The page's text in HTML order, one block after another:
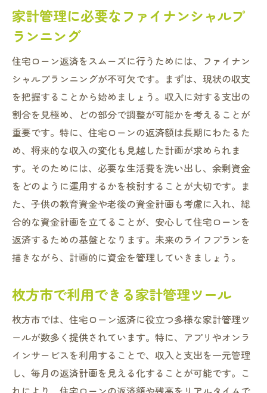
補助金制度の最新情報を常にチェック
枚方市で安心の住宅ローン返済未来の生活への
備え方
将来を見据えた住宅ローン選び
返済後の生活設計を考える
枚方市の未来を見据えた投資法
地域特性を活かした資産形成
子どもの教育資金を考慮した家計管理
老後資金の計画と住宅ローン
無理のない住宅ローン返済枚方市の賢い資金計
画
資金計画の初歩から学ぶ
枚方市の生活コストに合った計画
無理のない貯蓄と支出のバランス
資産形成を考慮した計画作り
ライフスタイルに合った家計管理術
家計管理に必要なファイナンシャルプ
ランニング
住宅ローン返済をスムーズに行うためには、ファイナン
シャルプランニングが不可欠です。まずは、現状の収支
を把握することから始めましょう。収入に対する支出の
割合を見極め、どの部分で調整が可能かを考えることが
重要です。特に、住宅ローンの返済額は長期にわたるた
め、将来的な収入の変化も見越した計画が求められま
す。そのためには、必要な生活費を洗い出し、余剰資金
をどのように運用するかを検討することが大切です。ま
た、子供の教育資金や老後の資金計画も考慮に入れ、総
合的な資金計画を立てることが、安心して住宅ローンを
返済するための基盤となります。未来のライフプランを
描きながら、計画的に資金を管理していきましょう。
枚方市で利用できる家計管理ツール
枚方市では、住宅ローン返済に役立つ多様な家計管理ツ
ールが数多く提供されています。特に、アプリやオンラ
インサービスを利用することで、収入と支出を一元管理
し、毎月の返済計画を見える化することが可能です。こ